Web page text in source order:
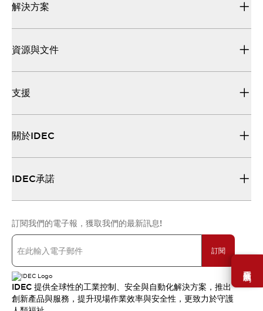
需要幫助嗎？
解決方案
資源與文件
支援
關於IDEC
IDEC承諾
訂閱我們的電子報，獲取我們的最新訊息!
訂閱
IDEC 提供全球性的工業控制、安全與自動化解決方案，推出
創新產品與服務，提升現場作業效率與安全性，更致力於守護